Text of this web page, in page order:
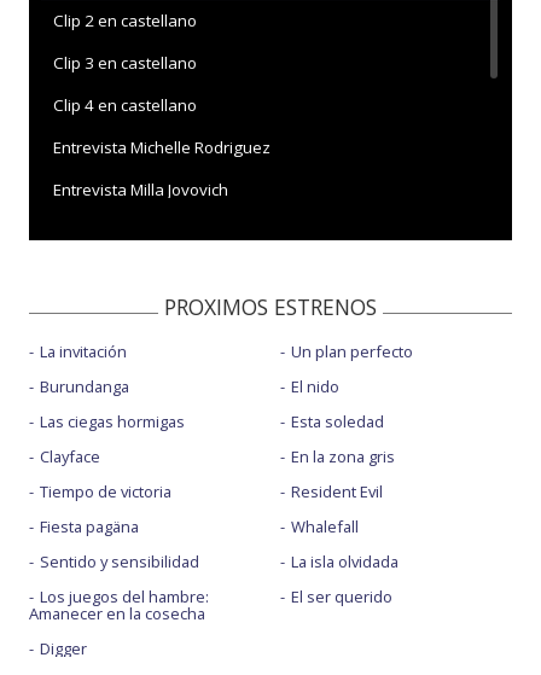
Clip 2 en castellano
Clip 3 en castellano
Clip 4 en castellano
Entrevista Michelle Rodriguez
Entrevista Milla Jovovich
Legado
Plaza Roja en Moscú
Premier en Tokio
Spot 2
PROXIMOS ESTRENOS
La invitación
Burundanga
Las ciegas hormigas
Clayface
Tiempo de victoria
Fiesta pagäna
Sentido y sensibilidad
Los juegos del hambre:
Amanecer en la cosecha
Digger
Un plan perfecto
El nido
Esta soledad
En la zona gris
Resident Evil
Whalefall
La isla olvidada
El ser querido